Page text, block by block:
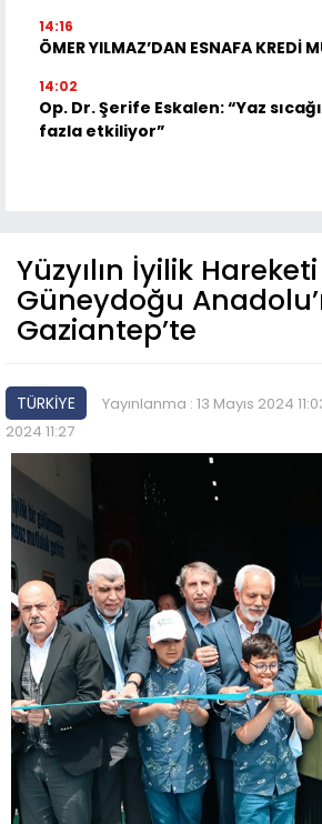
14:16
ÖMER YILMAZ’DAN ESNAFA KREDİ
14:02
Op. Dr. Şerife Eskalen: “Yaz
fazla etkiliyor”
Yüzyılın İyilik Hareketi
Güneydoğu
Gaziantep’te
TÜRKİYE Yayınlanma : 13 Mayıs 2024
2024 11:27